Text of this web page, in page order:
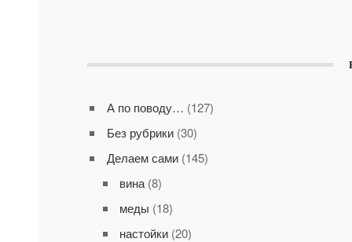
А по поводу… (127)
Без рубрики(30)
Делаем сами(145)
вина(8)
меды (18)
настойки(20)